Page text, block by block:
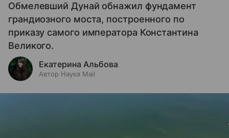
Обмелевший Дунай обнажил фундамент
грандиозного моста, построенного по
приказу самого императора Константина
Великого.
Екатерина Альбова
Автор Наука Mail